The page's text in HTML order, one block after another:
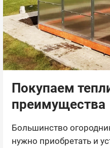
Покупаем
преимущества
Большинство
нужно приобретать и